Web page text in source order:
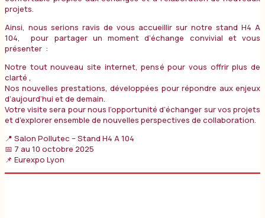
projets.
Ainsi, nous serions ravis de vous accueillir sur notre stand H4 A
104, pour partager un moment d’échange convivial et vous
présenter :
Notre tout nouveau site internet, pensé pour vous offrir plus de
clarté ,
Nos nouvelles prestations, développées pour répondre aux enjeux
d’aujourd’hui et de demain.
Votre visite sera pour nous l’opportunité d’échanger sur vos projets
et d’explorer ensemble de nouvelles perspectives de collaboration.
📍 Salon Pollutec – Stand H4 A 104
📅 7 au 10 octobre 2025
📌 Eurexpo Lyon